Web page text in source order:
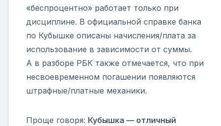
«беспроцентно» работает только при
дисциплине. В официальной справке банка
по Кубышке описаны начисления/плата за
использование в зависимости от суммы.
А в разборе РБК также отмечается, что при
несвоевременном погашении появляются
штрафные/платные механики.
Проще говоря: Кубышка — отличный